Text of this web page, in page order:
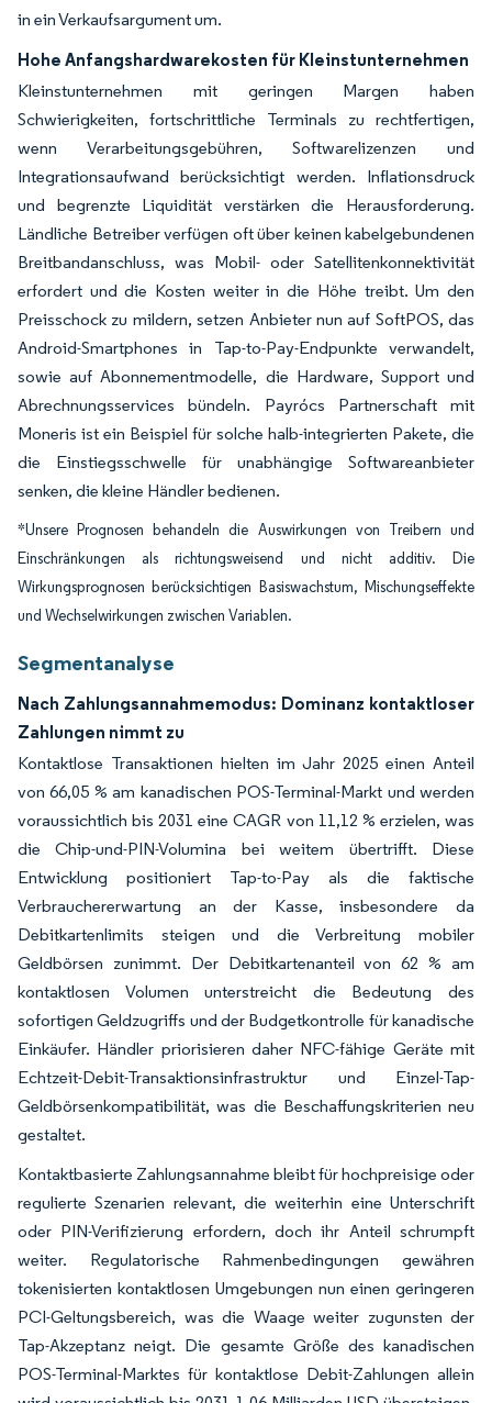
in ein Verkaufsargument um.
Hohe Anfangshardwarekosten für Kleinstunternehmen
Kleinstunternehmen mit geringen Margen haben
Schwierigkeiten, fortschrittliche Terminals zu rechtfertigen,
wenn Verarbeitungsgebühren, Softwarelizenzen und
Integrationsaufwand berücksichtigt werden. Inflationsdruck
und begrenzte Liquidität verstärken die Herausforderung.
Ländliche Betreiber verfügen oft über keinen kabelgebundenen
Breitbandanschluss, was Mobil- oder Satellitenkonnektivität
erfordert und die Kosten weiter in die Höhe treibt. Um den
Preisschock zu mildern, setzen Anbieter nun auf SoftPOS, das
Android-Smartphones in Tap-to-Pay-Endpunkte verwandelt,
sowie auf Abonnementmodelle, die Hardware, Support und
Abrechnungsservices bündeln. Payrócs Partnerschaft mit
Moneris ist ein Beispiel für solche halb-integrierten Pakete, die
die Einstiegsschwelle für unabhängige Softwareanbieter
senken, die kleine Händler bedienen.
*Unsere Prognosen behandeln die Auswirkungen von Treibern und
Einschränkungen als richtungsweisend und nicht additiv. Die
Wirkungsprognosen berücksichtigen Basiswachstum, Mischungseffekte
und Wechselwirkungen zwischen Variablen.
Segmentanalyse
Nach Zahlungsannahmemodus: Dominanz kontaktloser
Zahlungen nimmt zu
Kontaktlose Transaktionen hielten im Jahr 2025 einen Anteil
von 66,05 % am kanadischen POS-Terminal-Markt und werden
voraussichtlich bis 2031 eine CAGR von 11,12 % erzielen, was
die Chip-und-PIN-Volumina bei weitem übertrifft. Diese
Entwicklung positioniert Tap-to-Pay als die faktische
Verbrauchererwartung an der Kasse, insbesondere da
Debitkartenlimits steigen und die Verbreitung mobiler
Geldbörsen zunimmt. Der Debitkartenanteil von 62 % am
kontaktlosen Volumen unterstreicht die Bedeutung des
sofortigen Geldzugriffs und der Budgetkontrolle für kanadische
Einkäufer. Händler priorisieren daher NFC-fähige Geräte mit
Echtzeit-Debit-Transaktionsinfrastruktur und Einzel-Tap-
Geldbörsenkompatibilität, was die Beschaffungskriterien neu
gestaltet.
Kontaktbasierte Zahlungsannahme bleibt für hochpreisige oder
regulierte Szenarien relevant, die weiterhin eine Unterschrift
oder PIN-Verifizierung erfordern, doch ihr Anteil schrumpft
weiter. Regulatorische Rahmenbedingungen gewähren
tokenisierten kontaktlosen Umgebungen nun einen geringeren
PCI-Geltungsbereich, was die Waage weiter zugunsten der
Tap-Akzeptanz neigt. Die gesamte Größe des kanadischen
POS-Terminal-Marktes für kontaktlose Debit-Zahlungen allein